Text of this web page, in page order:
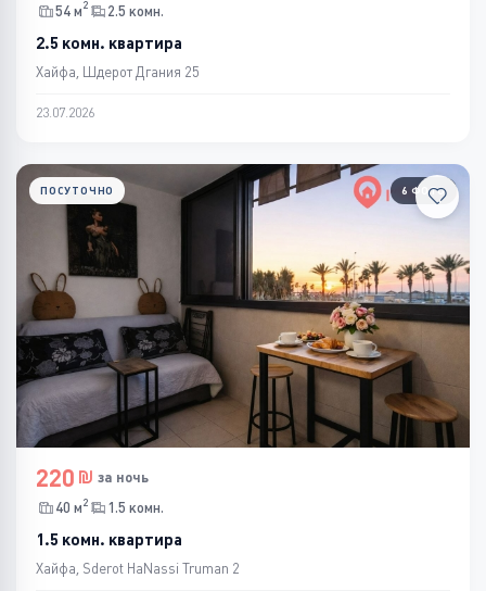
54 м2 2.5 комн.
2.5 комн. квартира
Хайфа, Шдерот Дгания 25
23.07.2026
6 ФОТО
ПОСУТОЧНО
220
за ночь
40 м2 1.5 комн.
1.5 комн. квартира
Хайфа, Sderot HaNassi Truman 2